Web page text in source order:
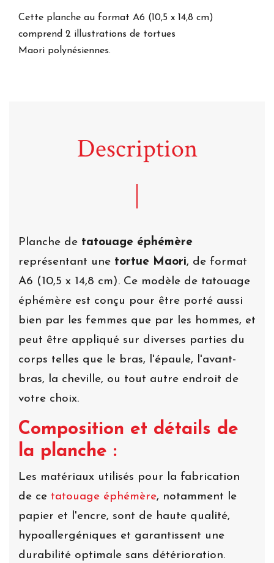
Cette planche au format A6 (10,5 x 14,8 cm)
comprend 2 illustrations de tortues
Maori polynésiennes.
Description
Planche de tatouage éphémère
représentant une tortue Maori, de format
A6 (10,5 x 14,8 cm). Ce modèle de tatouage
éphémère est conçu pour être porté aussi
bien par les femmes que par les hommes, et
peut être appliqué sur diverses parties du
corps telles que le bras, l'épaule, l'avant-
bras, la cheville, ou tout autre endroit de
votre choix.
Composition et détails de
la planche :
Les matériaux utilisés pour la fabrication
de ce tatouage éphémère, notamment le
papier et l'encre, sont de haute qualité,
hypoallergéniques et garantissent une
durabilité optimale sans détérioration.